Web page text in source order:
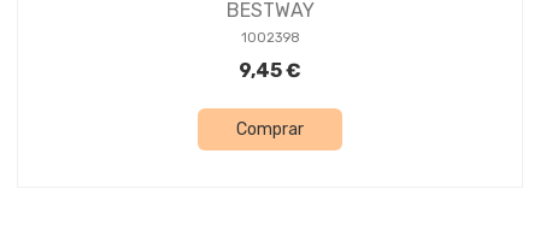
BESTWAY
1002398
9,45 €
Comprar